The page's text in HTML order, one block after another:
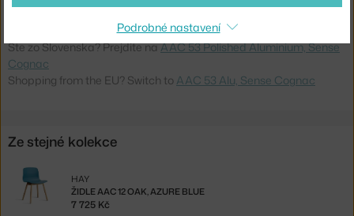
Kód produktu
HAY-AA282-A001-AA36-02AS
Ste zo Slovenska? Prejdite naAAC 53 Polished Aluminium, Sense
Cognac
Shopping from the EU? Switch to AAC 53 Alu, Sense Cognac
Ze stejné kolekce
ŽIDLE AAC 12 OAK, AZURE BLUE
HAY
7 725 Kč
Podrobné nastavení